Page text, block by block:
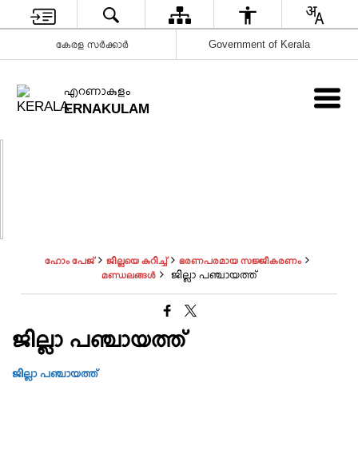
കേരള സർക്കാർ Government of Kerala
എറണാകുളം
ERNAKULAM
ഹോം പേജ് ജില്ലയെ കുറിച്ച്
ഭരണപരമായ സജ്ജീകരണം
മണ്ഡലങ്ങള്‍
ജില്ലാ പഞ്ചായത്ത്
ജില്ലാ പഞ്ചായത്ത്
ജില്ലാ പഞ്ചായത്ത്